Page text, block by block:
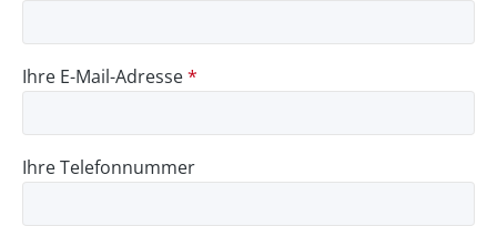
Ihre E-Mail-Adresse*
Ihre Telefonnummer